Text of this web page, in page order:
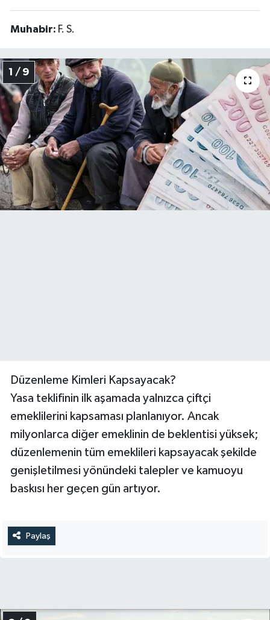
Muhabir: F. S.
1 / 9
Düzenleme Kimleri Kapsayacak?
Yasa teklifinin ilk aşamada yalnızca çiftçi
emeklilerini kapsaması planlanıyor. Ancak
milyonlarca diğer emeklinin de beklentisi yüksek;
düzenlemenin tüm emeklileri kapsayacak şekilde
genişletilmesi yönündeki talepler ve kamuoyu
baskısı her geçen gün artıyor.
Paylaş